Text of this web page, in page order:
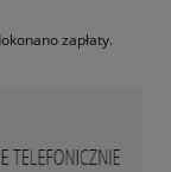
zapłaty.